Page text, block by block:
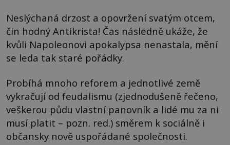
Neslýchaná drzost a opovržení svatým otcem,
čin hodný Antikrista! Čas následně ukáže, že
kvůli Napoleonovi apokalypsa nenastala, mění
se leda tak staré pořádky.
Probíhá mnoho reforem a jednotlivé země
vykračují od feudalismu (zjednodušeně řečeno,
veškerou půdu vlastní panovník a lidé mu za ni
musí platit – pozn. red.) směrem k sociálně i
občansky nově uspořádané společnosti.